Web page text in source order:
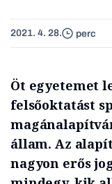
2021. 4. 28. perc
Öt egyetemet
felsőoktatást
állam. Az
nagyon erős